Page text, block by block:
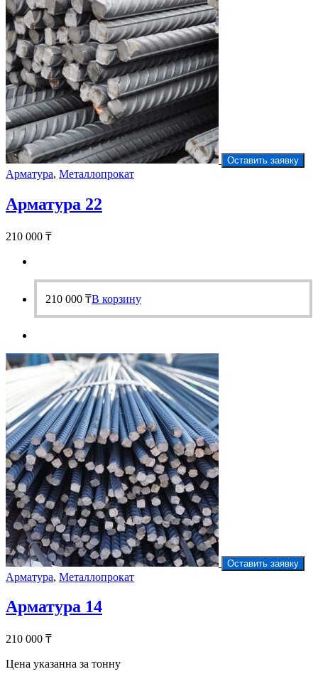
Оставить заявку
Арматура, Металлопрокат
Арматура 22
210 000 ₸
210 000 ₸В корзину
Оставить заявку
Арматура, Металлопрокат
Арматура 14
210 000 ₸
Цена указанна за тонну